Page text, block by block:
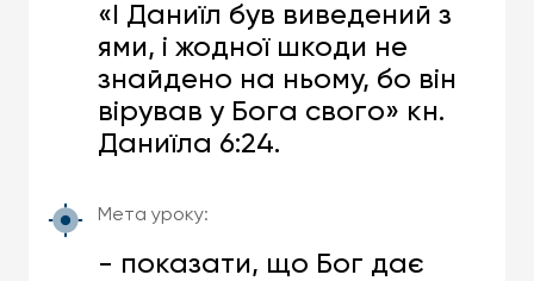
«І Даниїл був виведений з
ями, і жодної шкоди не
знайдено на ньому, бо він
вірував у Бога свого» кн.
Даниїла 6:24.
Мета уроку:
- показати, що Бог дає